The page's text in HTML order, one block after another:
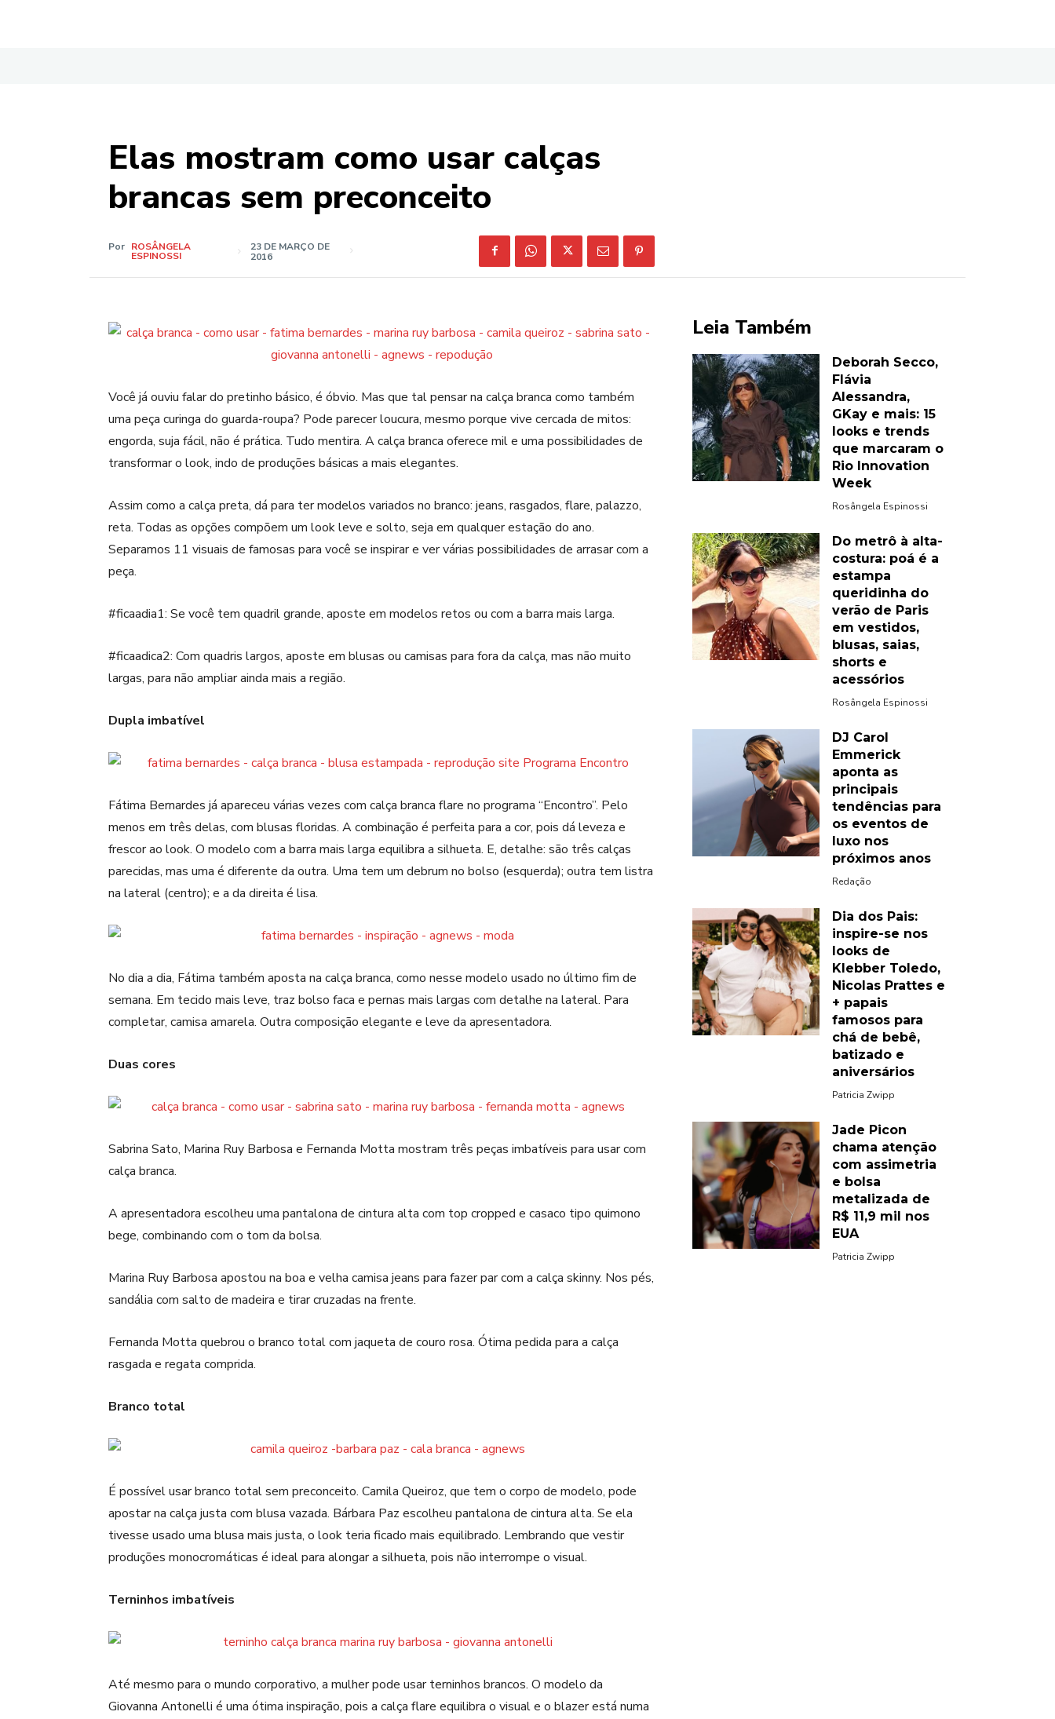
Elas mostram como usar calças
brancas sem preconceito
Por ROSÂNGELA
ESPINOSSI
23 DE MARÇO DE
2016
Você já ouviu falar do pretinho básico, é óbvio. Mas que tal pensar na calça branca como também
uma peça curinga do guarda-roupa? Pode parecer loucura, mesmo porque vive cercada de mitos:
engorda, suja fácil, não é prática. Tudo mentira. A calça branca oferece mil e uma possibilidades de
transformar o look, indo de produções básicas a mais elegantes.
Assim como a calça preta, dá para ter modelos variados no branco: jeans, rasgados, flare, palazzo,
reta. Todas as opções compõem um look leve e solto, seja em qualquer estação do ano.
Separamos 11 visuais de famosas para você se inspirar e ver várias possibilidades de arrasar com a
peça.
#ficaadia1: Se você tem quadril grande, aposte em modelos retos ou com a barra mais larga.
#ficaadica2: Com quadris largos, aposte em blusas ou camisas para fora da calça, mas não muito
largas, para não ampliar ainda mais a região.
Dupla imbatível
Fátima Bernardes já apareceu várias vezes com calça branca flare no programa “Encontro”. Pelo
menos em três delas, com blusas floridas. A combinação é perfeita para a cor, pois dá leveza e
frescor ao look. O modelo com a barra mais larga equilibra a silhueta. E, detalhe: são três calças
parecidas, mas uma é diferente da outra. Uma tem um debrum no bolso (esquerda); outra tem listra
na lateral (centro); e a da direita é lisa.
No dia a dia, Fátima também aposta na calça branca, como nesse modelo usado no último fim de
semana. Em tecido mais leve, traz bolso faca e pernas mais largas com detalhe na lateral. Para
completar, camisa amarela. Outra composição elegante e leve da apresentadora.
Duas cores
Sabrina Sato, Marina Ruy Barbosa e Fernanda Motta mostram três peças imbatíveis para usar com
calça branca.
A apresentadora escolheu uma pantalona de cintura alta com top cropped e casaco tipo quimono
bege, combinando com o tom da bolsa.
Marina Ruy Barbosa apostou na boa e velha camisa jeans para fazer par com a calça skinny. Nos pés,
sandália com salto de madeira e tirar cruzadas na frente.
Fernanda Motta quebrou o branco total com jaqueta de couro rosa. Ótima pedida para a calça
rasgada e regata comprida.
Branco total
É possível usar branco total sem preconceito. Camila Queiroz, que tem o corpo de modelo, pode
apostar na calça justa com blusa vazada. Bárbara Paz escolheu pantalona de cintura alta. Se ela
tivesse usado uma blusa mais justa, o look teria ficado mais equilibrado. Lembrando que vestir
produções monocromáticas é ideal para alongar a silhueta, pois não interrompe o visual.
Terninhos imbatíveis
Até mesmo para o mundo corporativo, a mulher pode usar terninhos brancos. O modelo da
Giovanna Antonelli é uma ótima inspiração, pois a calça flare equilibra o visual e o blazer está numa
Leia Também
Deborah Secco,
Flávia
Alessandra,
GKay e mais: 15
looks e trends
que marcaram o
Rio Innovation
Week
Rosângela Espinossi
Do metrô à alta-
costura: poá é a
estampa
queridinha do
verão de Paris
em vestidos,
blusas, saias,
shorts e
acessórios
Rosângela Espinossi
DJ Carol
Emmerick
aponta as
principais
tendências para
os eventos de
luxo nos
próximos anos
Redação
Dia dos Pais:
inspire-se nos
looks de
Klebber Toledo,
Nicolas Prattes e
+ papais
famosos para
chá de bebê,
batizado e
aniversários
Patricia Zwipp
Jade Picon
chama atenção
com assimetria
e bolsa
metalizada de
R$ 11,9 mil nos
EUA
Patricia Zwipp